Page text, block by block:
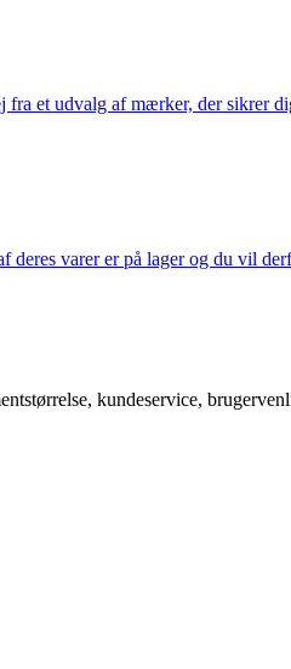
et udvalg af mærker, der sikrer
varer er på lager og du vil
kundeservice,